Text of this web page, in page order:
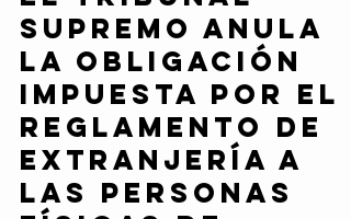
El Tribunal
Supremo anula
la obligación
impuesta por el
Reglamento de
Extranjería a